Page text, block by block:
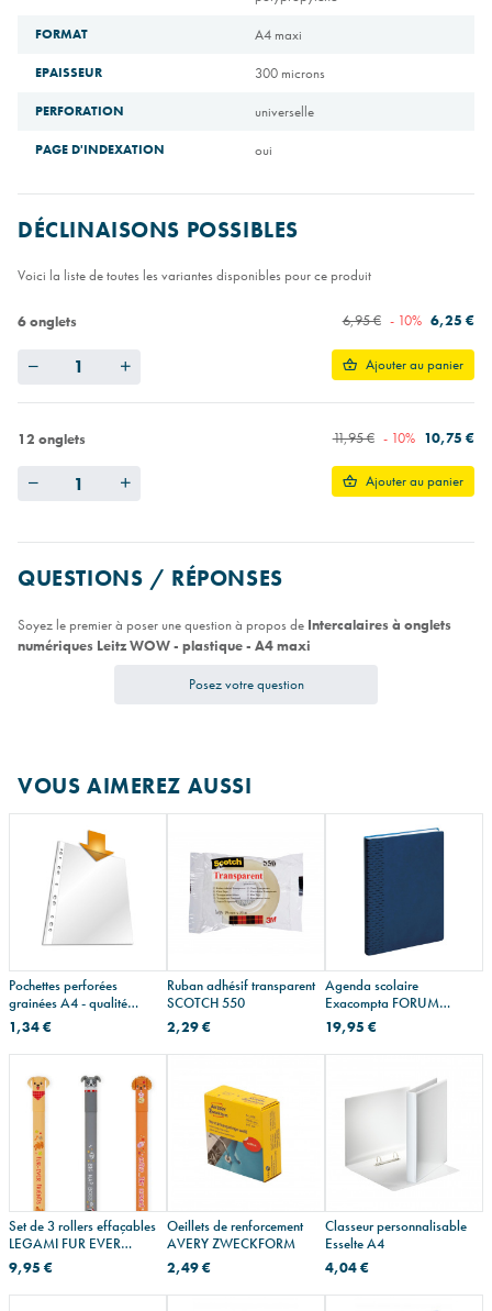
FORMAT A4 maxi
EPAISSEUR 300 microns
PERFORATION universelle
PAGE D'INDEXATION oui
DÉCLINAISONS POSSIBLES
Voici la liste de toutes les variantes disponibles pour ce produit
6 onglets 6,95 € - 10% 6,25 €
Ajouter au panier
12 onglets 11,95 € - 10% 10,75 €
Ajouter au panier
QUESTIONS / RÉPONSES
Soyez le premier à poser une question à propos de Intercalaires à onglets
numériques Leitz WOW - plastique - A4 maxi
Posez votre question
VOUS AIMEREZ AUSSI
Pochettes perforées
grainées A4 - qualité
économique
1,34 €
Ruban adhésif transparent
SCOTCH 550
2,29 €
Agenda scolaire
Exacompta FORUM
OFFICE - 15 x 21 cm - 1 jour
par page
19,95 €
Set de 3 rollers effaçables
LEGAMI FUR EVER
FRIENDS
9,95 €
Oeillets de renforcement
AVERY ZWECKFORM
2,49 €
Classeur personnalisable
Esselte A4
4,04 €